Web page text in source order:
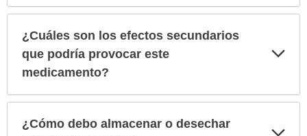
¿Cuáles son los efectos secundarios
que podría provocar este
medicamento?
¿Cómo debo almacenar o desechar